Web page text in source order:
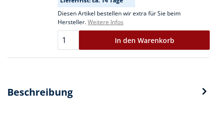
Diesen Artikel bestellen wir extra für Sie beim
Hersteller.Weitere Infos
In den Warenkorb
Beschreibung